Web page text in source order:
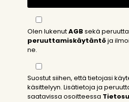
Olen lukenutAGBsekä
peruuttamiskäytäntöja
ne.
Suostut siihen, että tietojasi
käsittelyyn. Lisätietoja ja
saatavissa osoitteessa